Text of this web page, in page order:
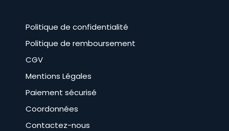
Politique de confidentialité
Politique de remboursement
CGV
​Mentions Légales
Paiement sécurisé
Coordonnées
Contactez-nous